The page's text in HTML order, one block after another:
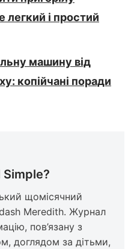
і простий
машину від
копійчані поради
щомісячний
Meredith. Журнал
пов’язану з
доглядом за дітьми,